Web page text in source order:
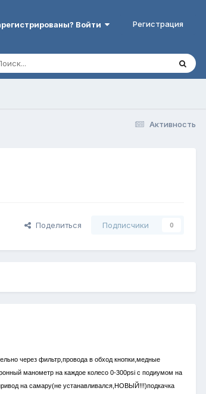
Войти Регистрация
Активность
Поделиться Подписчики 0
через фильтр,провода в обход кнопки,медные
манометр на каждое колесо 0-300psi с подиумом на
на самару(не устанавливался,НОВЫЙ!!!)подкачка